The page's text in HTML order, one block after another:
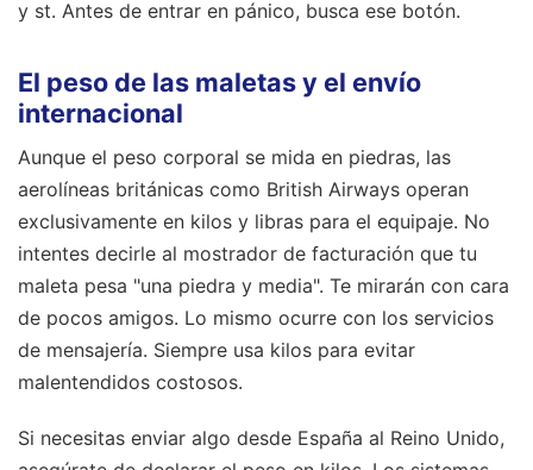
y st. Antes de entrar en pánico, busca ese botón.
El peso de las maletas y el envío
internacional
Aunque el peso corporal se mida en piedras, las
aerolíneas británicas como British Airways operan
exclusivamente en kilos y libras para el equipaje. No
intentes decirle al mostrador de facturación que tu
maleta pesa "una piedra y media". Te mirarán con cara
de pocos amigos. Lo mismo ocurre con los servicios
de mensajería. Siempre usa kilos para evitar
malentendidos costosos.
Si necesitas enviar algo desde España al Reino Unido,